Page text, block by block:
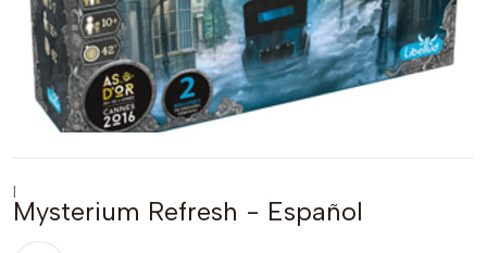
|
Mysterium Refresh - Español